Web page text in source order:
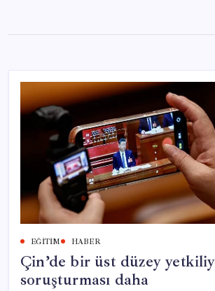
content
EĞITIM HABER
Çin’de bir üst düzey
soruşturması daha